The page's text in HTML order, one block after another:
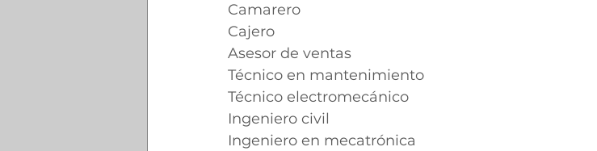
Camarero
Cajero
Asesor de ventas
Técnico en mantenimiento
Técnico electromecánico
Ingeniero civil
Ingeniero en mecatrónica